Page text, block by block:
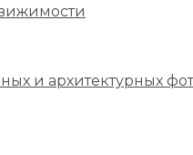
и архитектурных